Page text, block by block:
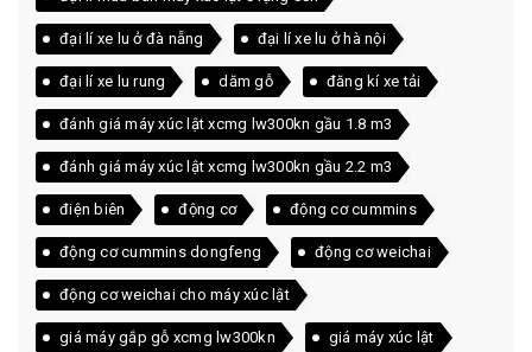
đại lí xe lu ở đà nẵng đại lí xe lu ở hà nội
đại lí xe lu rung dăm gỗ đăng kí xe tải
đánh giá máy xúc lật xcmg lw300kn gầu 1.8 m3
đánh giá máy xúc lật xcmg lw300kn gầu 2.2 m3
điện biên động cơ động cơ cummins
động cơ cummins dongfeng động cơ weichai
động cơ weichai cho máy xúc lật
giá máy gắp gỗ xcmg lw300kn giá máy xúc lật